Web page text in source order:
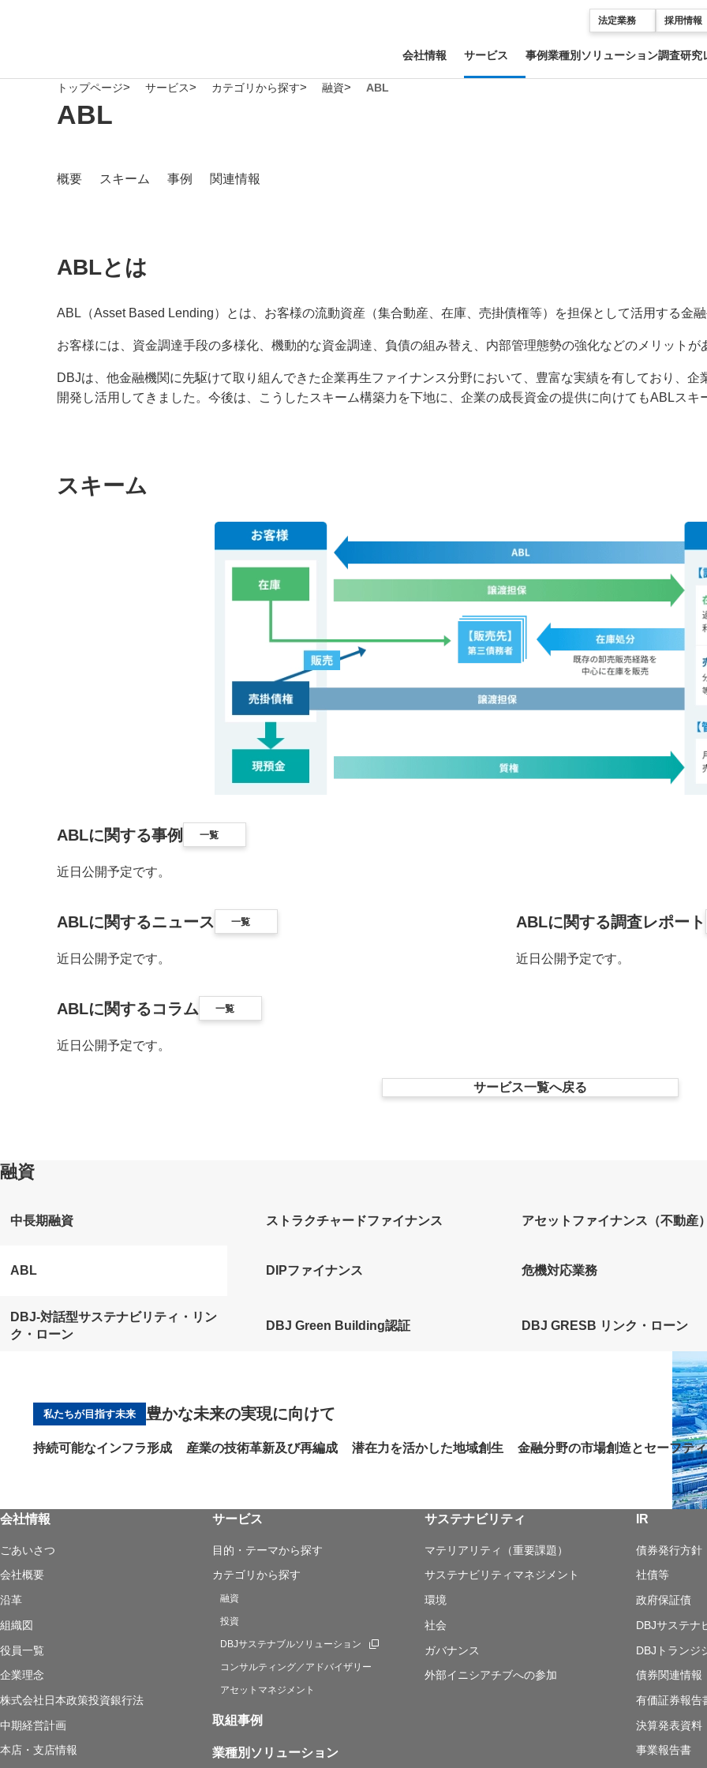
法定業務 採用情報
会社情報 サービス 事例業種別ソリューション調査研究
トップページ サービス カテゴリから探す 融資 ABL
ABL
概要 スキーム 事例 関連情報
ABLとは
ABL（Asset Based Lending）とは、お客様の流動資産（集合動産、在庫、売掛債権等）を担保として活用する金
お客様には、資金調達手段の多様化、機動的な資金調達、負債の組み替え、内部管理態勢の強化などのメリットが
DBJは、他金融機関に先駆けて取り組んできた企業再生ファイナンス分野において、豊富な実績を有しており、
開発し活用してきました。今後は、こうしたスキーム構築力を下地に、企業の成長資金の提供に向けてもABLスキ
スキーム
ABLに関する事例 一覧
近日公開予定です。
ABLに関するニュース 一覧
近日公開予定です。
ABLに関する調査レポート
近日公開予定です。
ABLに関するコラム 一覧
近日公開予定です。
サービス一覧へ戻る
融資
中長期融資 ストラクチャードファイナンス アセットファイナンス（不動産
ABL DIPファイナンス 危機対応業務
DBJ-対話型サステナビリティ・リン
ク・ローン
DBJ Green Building認証 DBJ GRESB リンク・ローン
私たちが目指す未来 豊かな未来の実現に向けて
持続可能なインフラ形成 産業の技術革新及び再編成 潜在力を活かした地域創生 金融分野の市場創造とセーフテ
会社情報
ごあいさつ
会社概要
沿革
組織図
役員一覧
企業理念
株式会社日本政策投資銀行法
中期経営計画
本店・支店情報
サービス
目的・テーマから探す
カテゴリから探す
融資
投資
DBJサステナブルソリューション新規ウィンドウを開きます
コンサルティング／アドバイザリー
アセットマネジメント
取組事例
業種別ソリューション
サステナビリティ
マテリアリティ（重要課題）
サステナビリティマネジメント
環境
社会
ガバナンス
外部イニシアチブへの参加
IR
債券発行方針
社債等
政府保証債
DBJサステナ
DBJトランジ
債券関連情報
有価証券報告
決算発表資料
事業報告書